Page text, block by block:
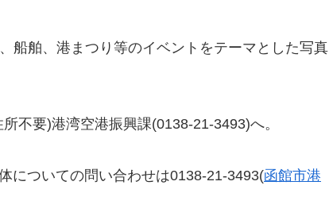
船舶、港まつり等のイベントをテーマとした写真
不要)港湾空港振興課(0138-21-3493)へ。
についての問い合わせは0138-21-3493(函館市港